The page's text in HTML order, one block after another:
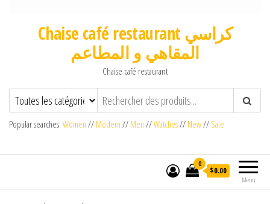
Chaise café restaurant كراسي
المقاهي و المطاعم
Chaise café restaurant
Popular searches: Women // Modern // Men //Watches// New// Sale
Menu
0
$0.00